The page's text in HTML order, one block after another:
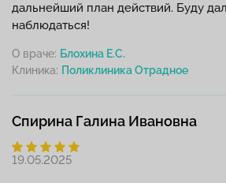
дальнейший план действий. Буду
наблюдаться!
О враче: Блохина Е.С.
Клиника:
Спирина Галина Ивановна
19.05.2025